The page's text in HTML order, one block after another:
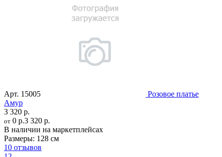
Арт. 15005
Розовое платье
Амур
3 320 р.
от 0 р.3 320 р.
В наличии на маркетплейсах
Размеры: 128 см
10 отзывов